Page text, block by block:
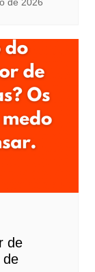
de
de